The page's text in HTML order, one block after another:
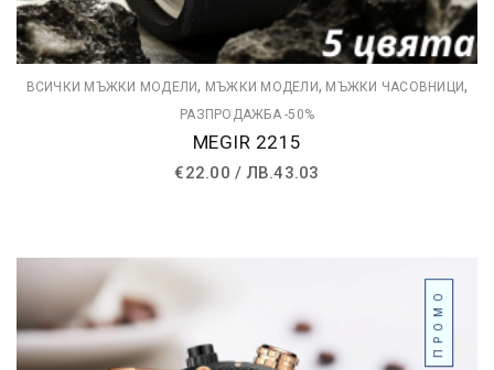
ВСИЧКИ МЪЖКИ МОДЕЛИ, МЪЖКИ МОДЕЛИ, МЪЖКИ ЧАСОВНИЦИ,
РАЗПРОДАЖБА -50%
MEGIR 2215
€22.00 / ЛВ.43.03
ПРОМО